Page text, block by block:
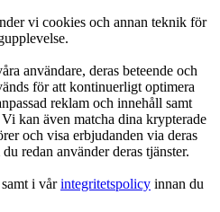
vi cookies och annan teknik för
användare, deras beteende och
för att kontinuerligt optimera
reklam och innehåll samt
kan även matcha dina krypterade
och visa erbjudanden via deras
redan använder deras tjänster.
i vårintegritetspolicy innan du